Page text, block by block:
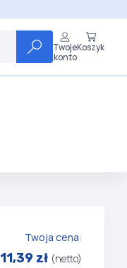
Twoje
konto
Koszyk
Twoja cena:
11,39 zł (netto)